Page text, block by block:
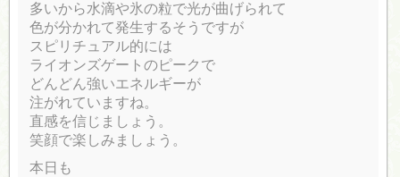
多いから水滴や氷の粒で光が曲げられて
色が分かれて発生するそうですが
スピリチュアル的には
ライオンズゲートのピークで
どんどん強いエネルギーが
注がれていますね。
直感を信じましょう。
笑顔で楽しみましょう。
本日も